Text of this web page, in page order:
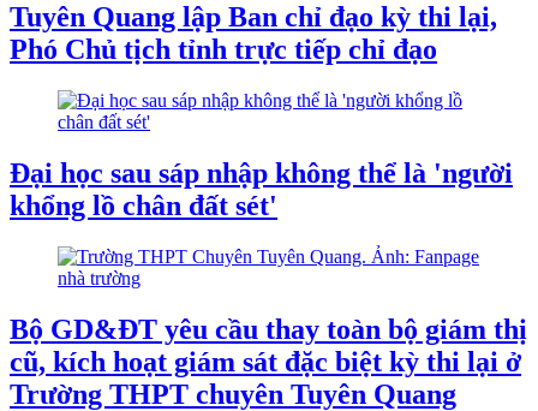
Tuyên Quang lập Ban chỉ đạo kỳ thi lại,
Phó Chủ tịch tỉnh trực tiếp chỉ đạo
Đại học sau sáp nhập không thể là 'người
khổng lồ chân đất sét'
Bộ GD&ĐT yêu cầu thay toàn bộ giám thị
cũ, kích hoạt giám sát đặc biệt kỳ thi lại ở
Trường THPT chuyên Tuyên Quang